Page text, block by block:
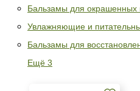
Бальзамы для окрашенных
Увлажняющие и
Бальзамы для
Ещё 3
Фильтр 0